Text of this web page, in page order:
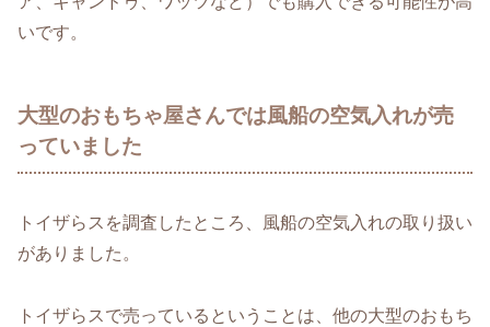
いです。
大型のおもちゃ屋さんでは風船の空気入れが売
っていました
トイザらスを調査したところ、風船の空気入れの取り扱い
がありました。
トイザらスで売っているということは、他の大型のおもち